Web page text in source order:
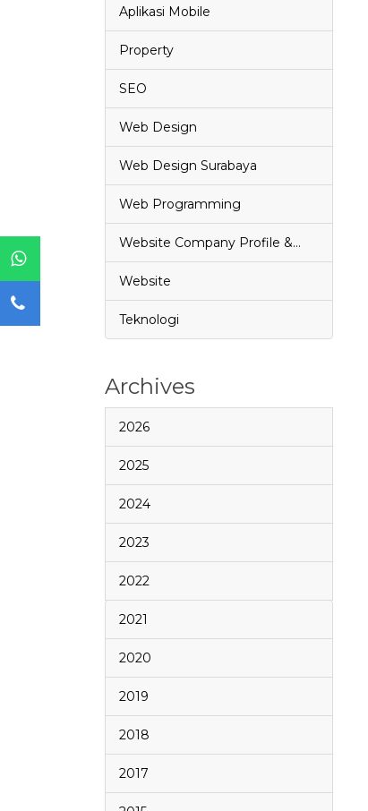
Aplikasi Mobile
Property
SEO
Web Design
Web Design Surabaya
Web Programming
Website Company Profile &…
Website
Teknologi
Archives
2026
2025
2024
2023
2022
2021
2020
2019
2018
2017